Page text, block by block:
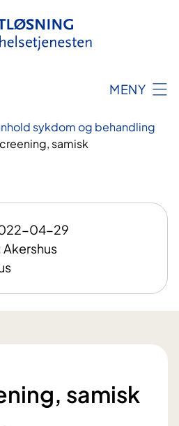
MENY
sykdom og behandling
samisk
04-29
Akershus
samisk